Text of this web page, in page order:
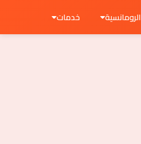
الرومانسية خدمات